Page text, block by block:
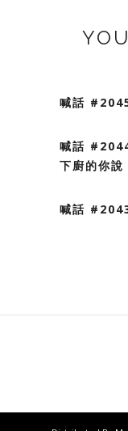
喊話
喊話
下廚的你說
喊話